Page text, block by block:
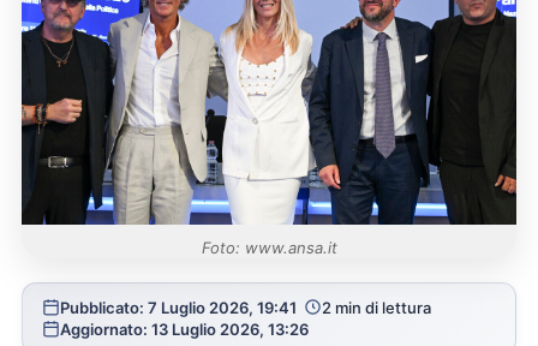
Foto: www.ansa.it
Pubblicato: 7 Luglio 2026, 19:41
2 min di lettura
Aggiornato: 13 Luglio 2026, 13:26